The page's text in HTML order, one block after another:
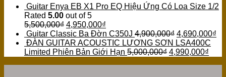
Guitar Enya EB X1 Pro EQ Hiệu Ứng Có Loa Size 1/2
Rated 5.00 out of 5
5,500,000₫ 4,950,000₫
Guitar Classic Ba Đờn C350J 4,900,000₫ 4,690,000₫
ĐÀN GUITAR ACOUSTIC LƯƠNG SƠN LSA400C
Limited Phiên Bản Giới Hạn 5,000,000₫ 4,990,000₫